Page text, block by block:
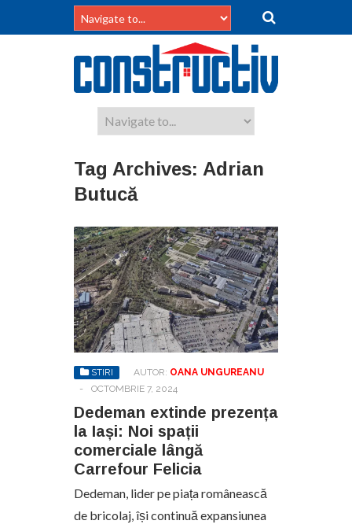
Tag Archives: Adrian
Butucă
STIRI AUTOR: OANA UNGUREANU
-
OCTOMBRIE 7, 2024
Dedeman extinde prezența
la Iași: Noi spații
comerciale lângă
Carrefour Felicia
Dedeman, lider pe piața românească
de bricolaj, își continuă expansiunea